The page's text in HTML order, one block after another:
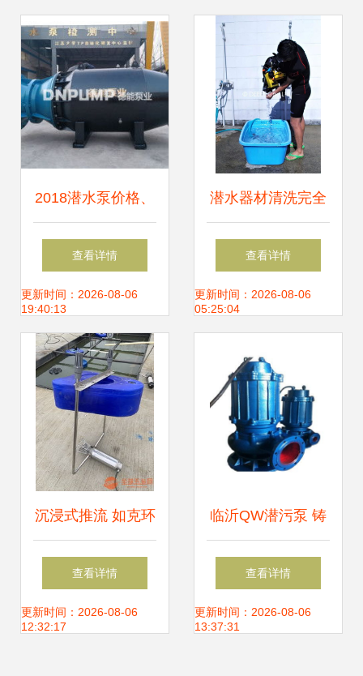
销价格解析
2018潜水泵价格、
报价带你看清市场
竞争全景 记机械网
第79页潜水设备专
页
查看详情
更新时间：2026-08-06
19:40:13
潜水器材清洗完全
图解 从装备到保养
的全方位指南
查看详情
更新时间：2026-08-06
05:25:04
沉浸式推流 如克环
保TLB系列曝气
机，打造高效水下
查看详情
更新时间：2026-08-06
12:32:17
临沂QW潜污泵 铸
铁坚固，潜水高效
查看详情
更新时间：2026-08-06
13:37:31